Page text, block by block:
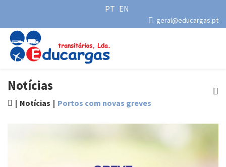
PT EN
geral@educargas.pt
Notícias
Notícias Portos com novas greves